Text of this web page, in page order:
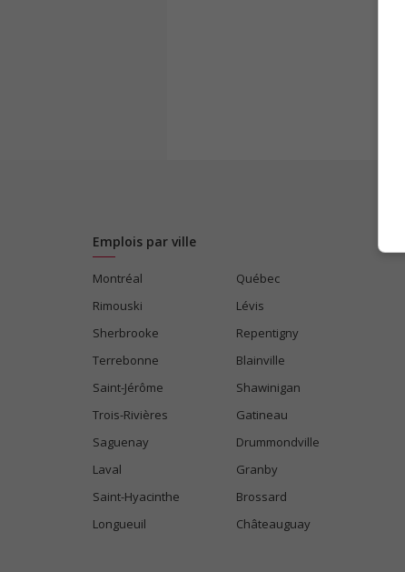
Emplois par ville
Montréal
Québec
Rimouski
Lévis
Sherbrooke
Repentigny
Terrebonne
Blainville
Saint-Jérôme
Shawinigan
Trois-Rivières
Gatineau
Saguenay
Drummondville
Laval
Granby
Saint-Hyacinthe
Brossard
Longueuil
Châteauguay